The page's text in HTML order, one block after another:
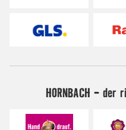
HORNBACH -